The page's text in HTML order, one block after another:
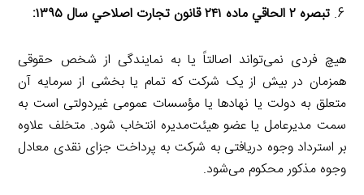
تبصره ۲ الحاقي ماده ۲۴۱ قانون تجارت اصلاحي سال ۱۳۹۵:
هیچ فردی نمی‌تواند اصالتاً یا به نمایندگی از شخص حقوقی
همزمان در بیش از یک شرکت که تمام یا بخشی از سرمایه آن
متعلق به دولت یا نهادها یا مؤسسات عمومی غیردولتی است به
سمت مدیرعامل یا عضو هیئت‌مدیره انتخاب شود. متخلف علاوه
بر استرداد وجوه دریافتی به شرکت به پرداخت جزای نقدی معادل
وجوه مذکور محکوم می‌شود.